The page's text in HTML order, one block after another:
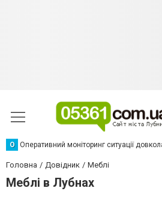
О Оперативний моніторинг ситуації
Головна Довідник Меблі
Меблі в Лубнах